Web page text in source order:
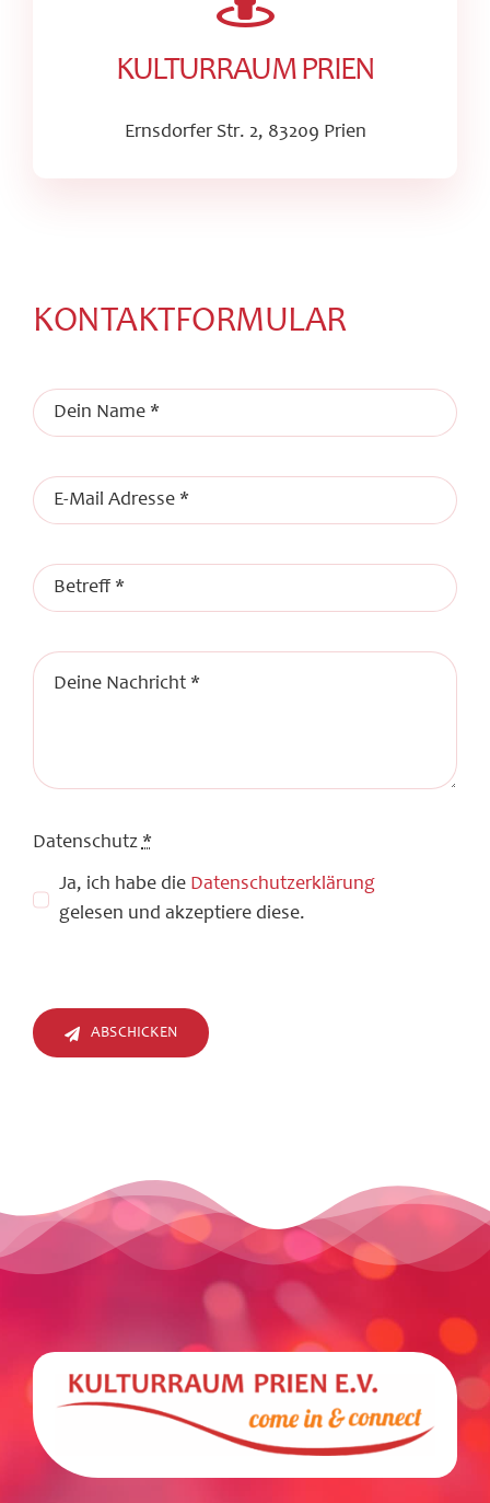
KULTURRAUM PRIEN
Ernsdorfer Str. 2, 83209 Prien
KONTAKTFORMULAR
Datenschutz*
Ja, ich habe die Datenschutzerklärung
gelesen und akzeptiere diese.
ABSCHICKEN